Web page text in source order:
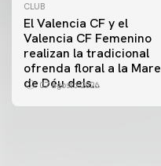
CLUB
El Valencia CF y el
Valencia CF Femenino
realizan la tradicional
ofrenda floral a la Mare
de Déu dels
07 agosto 2026